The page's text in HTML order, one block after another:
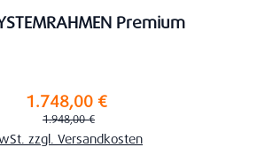
Premium
1.748,00 €
Regulärer Preis:
1.948,00 €
zzgl. Versandkosten